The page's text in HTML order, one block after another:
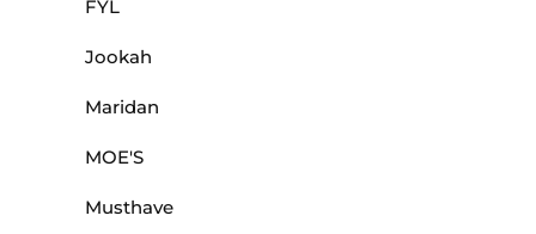
FYL
Jookah
Maridan
MOE'S
Musthave